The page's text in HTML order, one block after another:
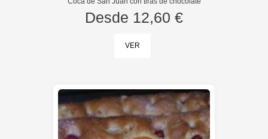
Desde 12,60 €
VER